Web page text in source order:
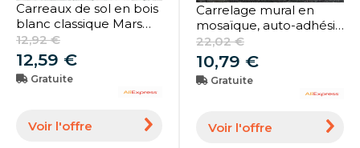
Carreaux de sol en bois
blanc classique Mars
Peel Stick, papier peint
auto-adhésif,
imperméable,
rénovation de sol,
maison, cuisine, salon
12,92 €
12,59 €
Gratuite
Voir l'offre
Carrelage mural en
mosaïque, auto-adhésif,
étanche, en aluminium,
hexagone, pour cuisine,
bain, dosseret, ignifuge
22,02 €
10,79 €
Gratuite
Voir l'offre